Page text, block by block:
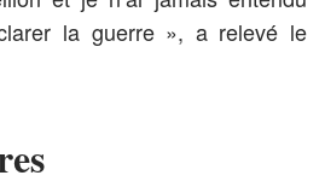
la guerre », a relevé le